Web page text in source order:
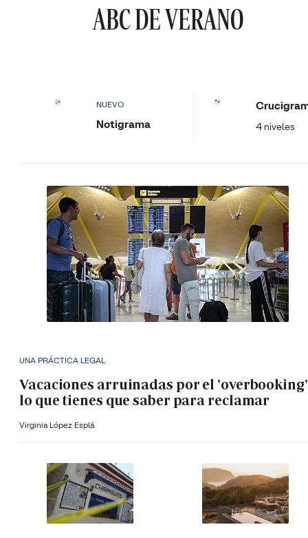
ABC DE VERANO
NUEVO
Notigrama 4 niveles
UNA PRÁCTICA LEGAL
Vacaciones arruinadas por el
lo que tienes que saber para reclamar
Virginia López Esplá